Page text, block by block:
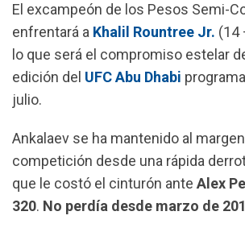
o
o
k
A
p
p
r
a
m
El excampeón de los Pesos Semi-
enfrentará a Khalil Rountree Jr. (14
lo que será el compromiso estelar
edición del UFC Abu Dhabi
julio.
Ankalaev se ha mantenido al
competición desde una rápida
que le costó el cinturón ante Alex
320. No perdía desde marzo de